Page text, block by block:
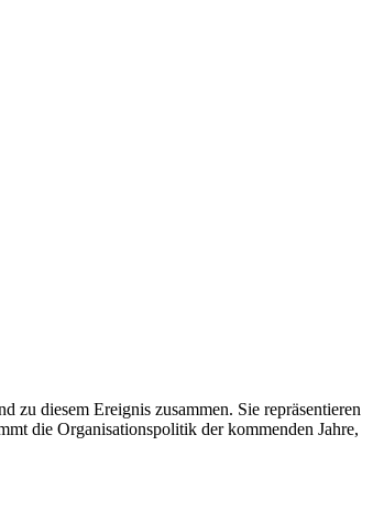
zu diesem Ereignis zusammen. Sie repräsentieren
die Organisationspolitik der kommenden Jahre,